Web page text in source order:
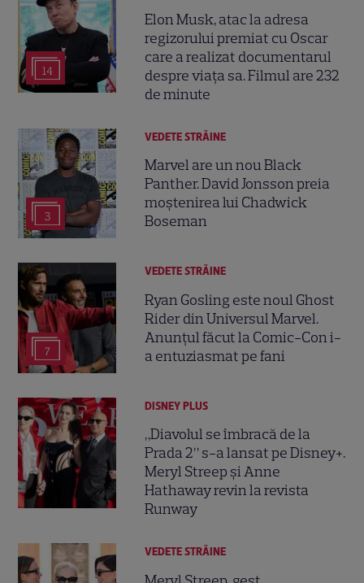
14
Elon Musk, atac la adresa
regizorului premiat cu Oscar
care a realizat documentarul
despre viața sa. Filmul are 232
de minute
3
VEDETE STRĂINE
Marvel are un nou Black
Panther. David Jonsson preia
moștenirea lui Chadwick
Boseman
7
VEDETE STRĂINE
Ryan Gosling este noul Ghost
Rider din Universul Marvel.
Anunțul făcut la Comic-Con i-
a entuziasmat pe fani
DISNEY PLUS
„Diavolul se îmbracă de la
Prada 2” s-a lansat pe Disney+.
Meryl Streep și Anne
Hathaway revin la revista
Runway
VEDETE STRĂINE